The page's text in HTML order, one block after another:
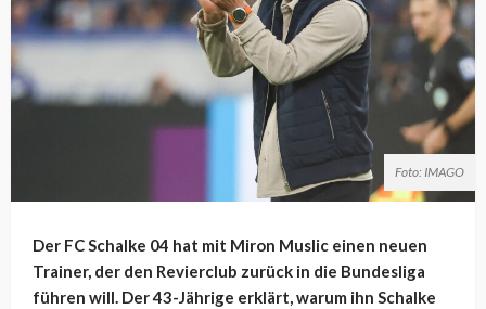
Foto: IMAGO
Der FC Schalke 04 hat mit Miron Muslic einen neuen
Trainer, der den Revierclub zurück in die Bundesliga
führen will. Der 43-Jährige erklärt, warum ihn Schalke